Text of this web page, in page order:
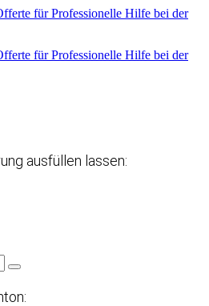
für Professionelle Hilfe bei der
für Professionelle Hilfe bei der
ausfüllen lassen: